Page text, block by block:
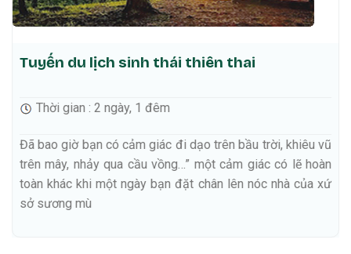
Tuyến du lịch sinh thái thiên thai
Thời gian : 2 ngày, 1 đêm
Đã bao giờ bạn có cảm giác đi dạo trên bầu trời, khiêu vũ
trên mây, nhảy qua cầu vồng…” một cảm giác có lẽ hoàn
toàn khác khi một ngày bạn đặt chân lên nóc nhà của xứ
sở sương mù